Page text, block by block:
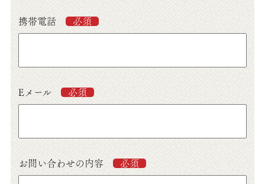
携帯電話 必須
Eメール 必須
お問い合わせの内容 必須